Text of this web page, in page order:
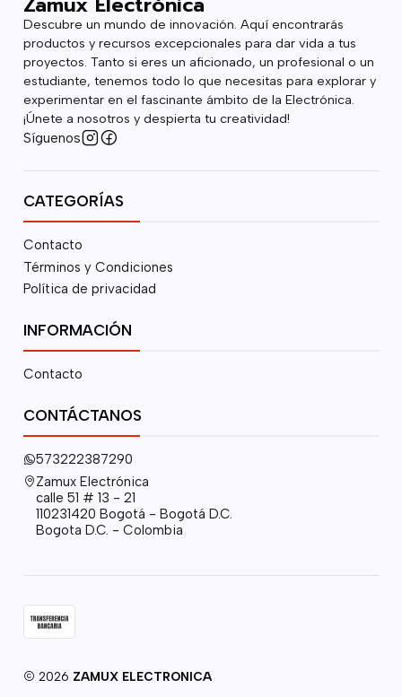
Descubre un mundo de innovación. Aquí encontrarás
productos y recursos excepcionales para dar vida a tus
proyectos. Tanto si eres un aficionado, un profesional o un
estudiante, tenemos todo lo que necesitas para explorar y
experimentar en el fascinante ámbito de la Electrónica.
¡Únete a nosotros y despierta tu creatividad!
Síguenos
CATEGORÍAS
Contacto
Términos y Condiciones
Política de privacidad
INFORMACIÓN
Contacto
CONTÁCTANOS
573222387290
Zamux Electrónica
calle 51 # 13 - 21
110231420 Bogotá - Bogotá D.C.
Bogota D.C. - Colombia
2026 ZAMUX ELECTRONICA